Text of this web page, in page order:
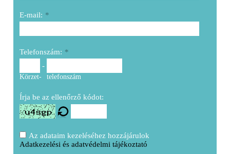
E-mail: *
Telefonszám: *
Körzet-
-
telefonszám
Írja be az ellenőrző kódot:
Az adataim kezeléséhez hozzájárulok
Adatkezelési és adatvédelmi tájékoztató